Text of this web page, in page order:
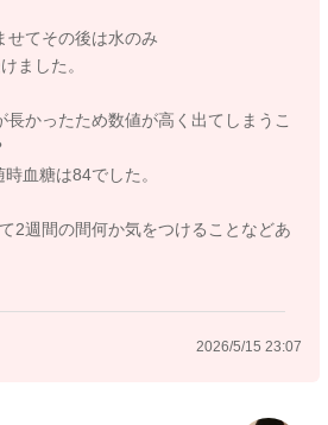
せてその後は水のみ
ました。
かったため数値が高く出てしまうこ
血糖は84でした。
2週間の間何か気をつけることなどあ
2026/5/15 23:07